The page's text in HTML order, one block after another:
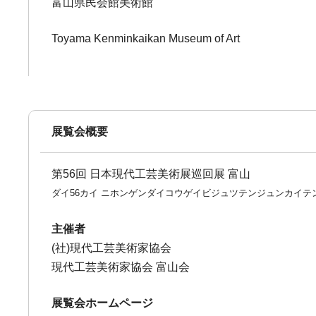
富山県民会館美術館
Toyama Kenminkaikan Museum of Art
展覧会概要
第56回 日本現代工芸美術展巡回展 富山
ダイ56カイ ニホンゲンダイコウゲイビジュツテンジュンカイテ
主催者
(社)現代工芸美術家協会
現代工芸美術家協会 富山会
展覧会ホームページ